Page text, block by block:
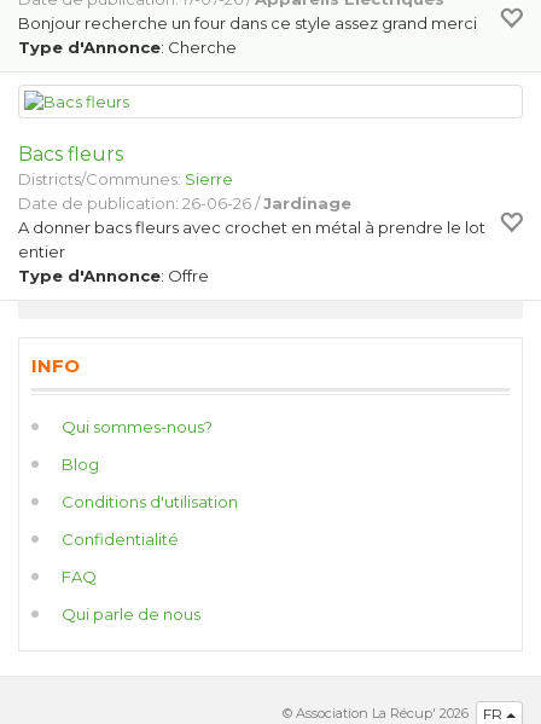
Bonjour recherche un four dans ce style assez grand merci
Type d'Annonce: Cherche
Bacs fleurs
Districts/Communes: Sierre
Date de publication: 26-06-26 /Jardinage
A donner bacs fleurs avec crochet en métal à prendre le lot
entier
Type d'Annonce: Offre
INFO
Qui sommes-nous?
Blog
Conditions d'utilisation
Confidentialité
FAQ
Qui parle de nous
FR
© Association La Récup' 2026